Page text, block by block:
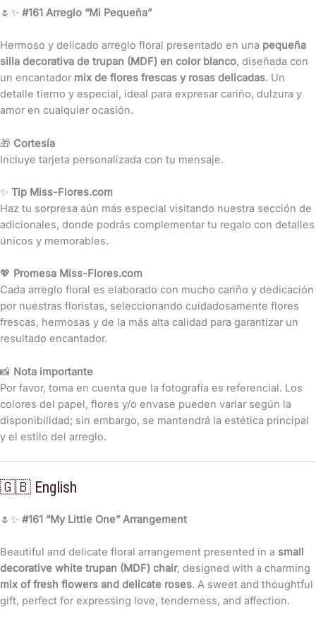
🌷✨ #161 Arreglo “Mi Pequeña”
Hermoso y delicado arreglo floral presentado en una pequeña
silla decorativa de trupan (MDF) en color blanco, diseñada con
un encantador mix de flores frescas y rosas delicadas. Un
detalle tierno y especial, ideal para expresar cariño, dulzura y
amor en cualquier ocasión.
🎁 Cortesía
Incluye tarjeta personalizada con tu mensaje.
✨ Tip Miss-Flores.com
Haz tu sorpresa aún más especial visitando nuestra sección de
adicionales, donde podrás complementar tu regalo con detalles
únicos y memorables.
💖 Promesa Miss-Flores.com
Cada arreglo floral es elaborado con mucho cariño y dedicación
por nuestras floristas, seleccionando cuidadosamente flores
frescas, hermosas y de la más alta calidad para garantizar un
resultado encantador.
📸 Nota importante
Por favor, toma en cuenta que la fotografía es referencial. Los
colores del papel, flores y/o envase pueden variar según la
disponibilidad; sin embargo, se mantendrá la estética principal
y el estilo del arreglo.
🇬🇧 English
🌷✨ #161 “My Little One” Arrangement
Beautiful and delicate floral arrangement presented in a small
decorative white trupan (MDF) chair, designed with a charming
mix of fresh flowers and delicate roses. A sweet and thoughtful
gift, perfect for expressing love, tenderness, and affection.